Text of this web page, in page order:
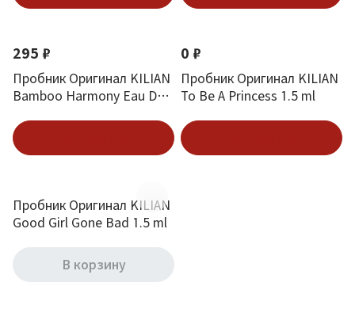
295 ₽
Пробник Оригинал KILIAN
Bamboo Harmony Eau De
0 ₽
Пробник Оригинал KILIAN
To Be A Princess 1.5 ml
Пробник Оригинал KILIAN
Good Girl Gone Bad 1.5 ml
В корзину